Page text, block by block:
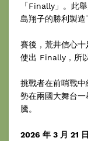
「Finally」。此
島翔子的勝利製造
賽後，荒井信心
使出 Finally，所
挑戰者在前哨戰
勢在兩國大舞台
騰。
2026 年 3 月 21